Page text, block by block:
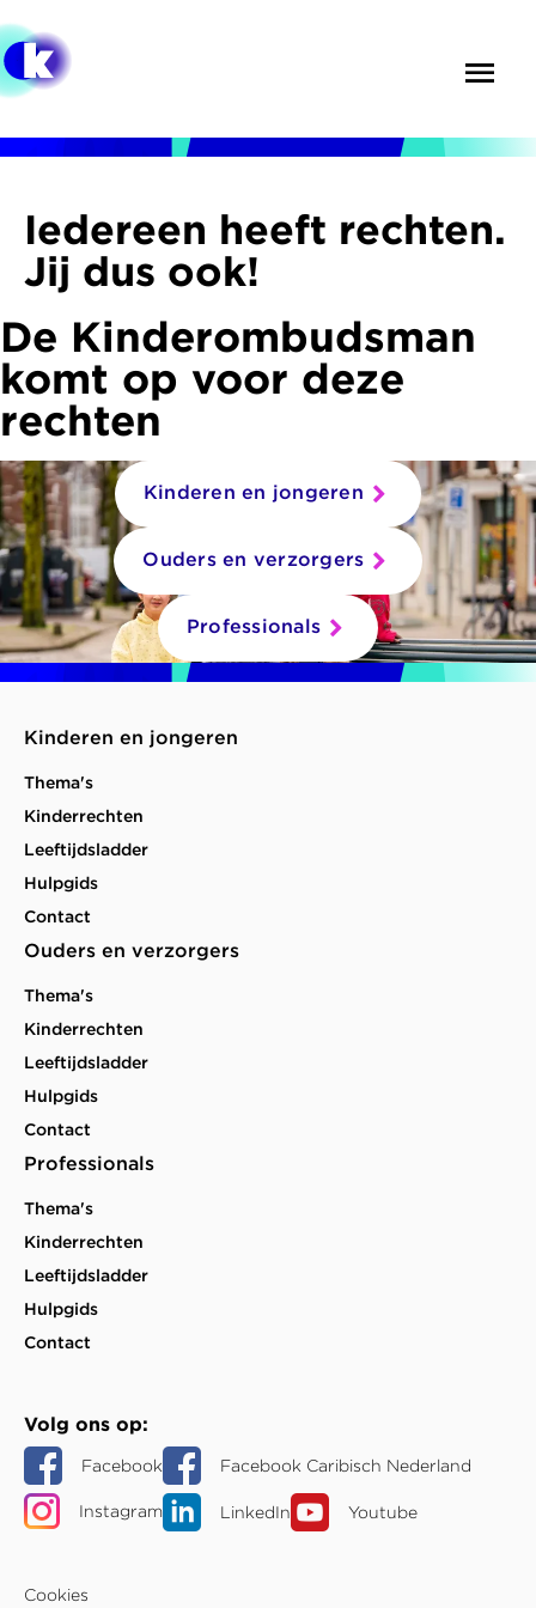
en
naar
inhoud
Iedereen heeft rechten.
Jij dus ook!
De Kinderombudsman
komt op voor deze
rechten
Kinderen en jongeren
Ouders en verzorgers
Professionals
Kinderen en jongeren
Thema's
Kinderrechten
Leeftijdsladder
Hulpgids
Contact
Ouders en verzorgers
Thema's
Kinderrechten
Leeftijdsladder
Hulpgids
Contact
Professionals
Thema's
Kinderrechten
Leeftijdsladder
Hulpgids
Contact
Volg ons op
Facebook Facebook Caribisch Nederland
Instagram LinkedIn Youtube
Cookies